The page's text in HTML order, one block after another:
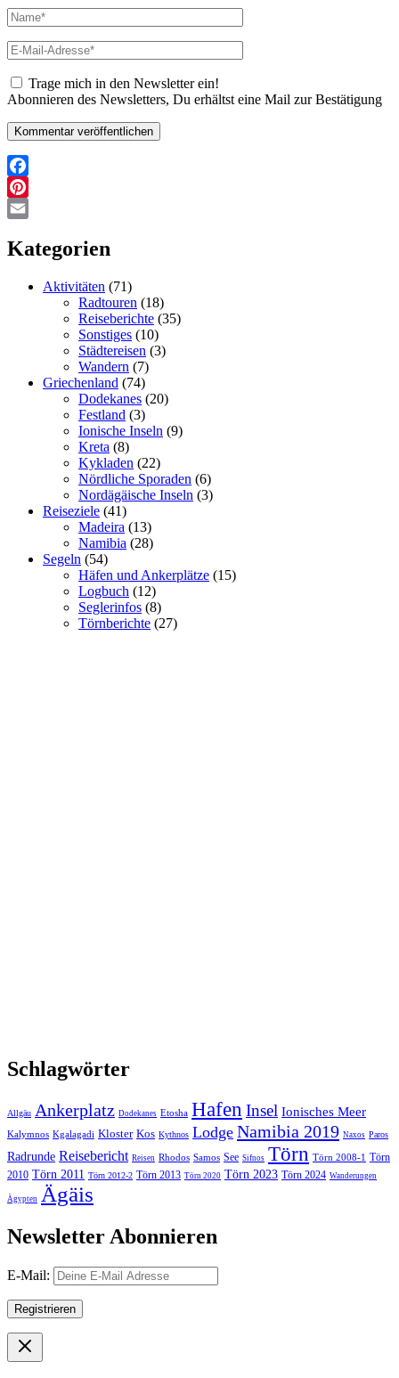
Name*
E-
Mail-
Adresse*
Trage mich in den Newsletter ein!
Abonnieren des Newsletters, Du erhältst eine Mail zur Bestätigung
Facebook
Pinterest
Kategorien
Aktivitäten (71)
Radtouren (18)
Reiseberichte (35)
Sonstiges (10)
Städtereisen (3)
Wandern (7)
Griechenland (74)
Dodekanes (20)
Festland (3)
Ionische Inseln (9)
Kreta (8)
Kykladen (22)
Nördliche Sporaden (6)
Nordägäische Inseln (3)
Reiseziele (41)
Madeira (13)
Namibia (28)
Segeln (54)
Häfen und Ankerplätze (15)
Logbuch (12)
Seglerinfos (8)
Törnberichte (27)
Schlagwörter
Allgäu Ankerplatz Dodekanes Etosha Hafen Insel Ionisches Meer
Kalymnos Kgalagadi Kloster Kos Kythnos Lodge Namibia 2019 Naxos Paros
Radrunde Reisebericht Reisen Rhodos Samos See Sifnos Törn Törn 2008-1 Törn
2010 Törn 2011 Törn 2012-2 Törn 2013 Törn 2020 Törn 2023 Törn 2024 Wanderungen
Ägypten Ägäis
Newsletter Abonnieren
E-Mail: